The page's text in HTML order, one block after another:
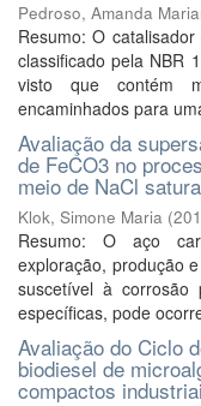
Pedroso, Amanda
Resumo: O
classificado pela NBR
visto que contém
encaminhados para
Avaliação da
de FeCO3 no
meio de NaCl
Klok, Simone Maria (
Resumo: O aço
exploração, produção
suscetível à corrosão
específicas, pode
Avaliação do Ciclo
biodiesel de
compactos